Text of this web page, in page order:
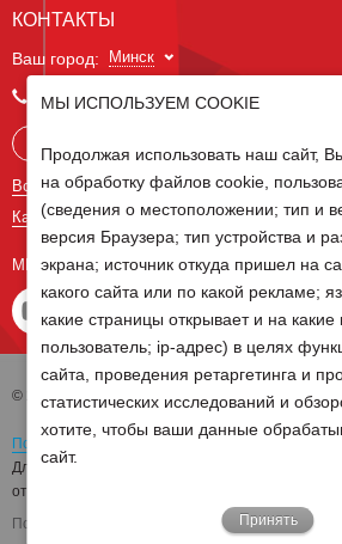
КОНТАКТЫ
Ваш город: Минск
+375 29 238 97 34
Все контакты
Карта сайта
МЫ В СОЦ СЕТЯХ
© 2026 Группа компаний Белагро
Политика обработки персональных данных
Для отзыва согласия на обработку
отправить письмо на электронную почту
МЫ ИСПОЛЬЗУЕМ COOKIE
Продолжая использовать наш сайт,
на обработку файлов cookie,
(сведения о местоположении; тип и
версия Браузера; тип устройства и
экрана; источник откуда пришел на
какого сайта или по какой рекламе;
какие страницы открывает и на
пользователь; ip-адрес) в целях
сайта, проведения ретаргетинга и
статистических исследований и
хотите, чтобы ваши данные
сайт.
Принять
Поддержка сайта